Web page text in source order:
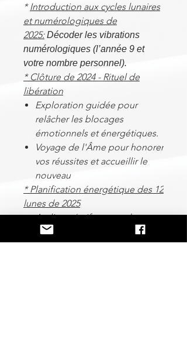
*Introduction aux cycles lunaires
et numérologiques de
2025: Décoder les vibrations
numérologiques (l’année 9 et
votre nombre personnel).
* Clôture de 2024 - Rituel de
libération
Exploration guidée pour
relâcher les blocages
émotionnels et énergétiques.
Voyage de l'Âme pour honorer
vos réussites et accueillir le
nouveau
* Planification énergétique des 12
lunes de 2025
Atelier créatif : posez des
intentions pour chaque mois
en lien avec les phases